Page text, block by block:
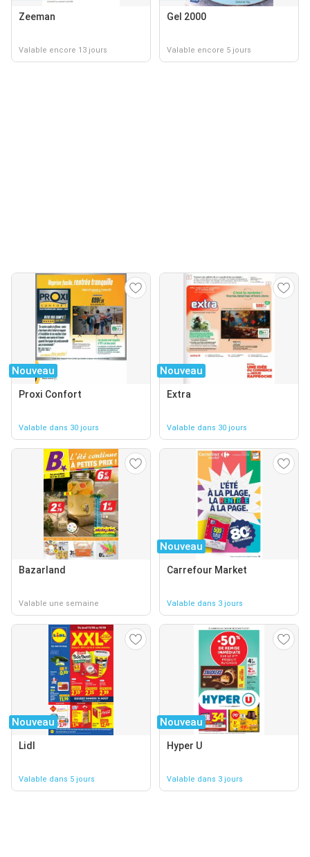
Zeeman
Valable encore 13 jours
Gel 2000
Valable encore 5 jours
Nouveau
Proxi Confort
Valable dans 30 jours
Nouveau
Extra
Valable dans 30 jours
Bazarland
Valable une semaine
Nouveau
Carrefour Market
Valable dans 3 jours
Nouveau
Lidl
Valable dans 5 jours
Nouveau
Hyper U
Valable dans 3 jours